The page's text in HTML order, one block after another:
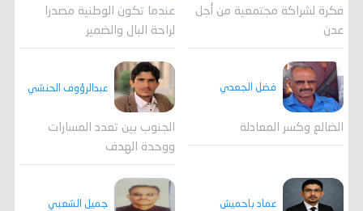
فكرة لشراكة مجتمعية من أجل
عدن
عندما تكون الوطنية مصدرا
لراحة البال والضمير
فضل الجعدي
الضالع وكسر المعادلة
عبدالرؤوف الحنشي
الجنوب بين تعدد المسارات
ووحدة الهدف
عماد باحميش جميل الشعبي